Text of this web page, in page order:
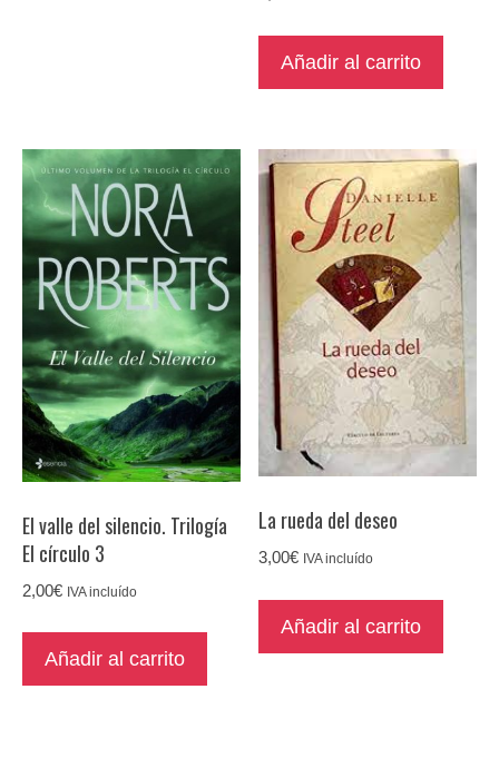
Añadir al carrito
El valle del silencio. Trilogía
El círculo 3
2,00€ IVA incluído
Añadir al carrito
La rueda del deseo
3,00€ IVA incluído
Añadir al carrito